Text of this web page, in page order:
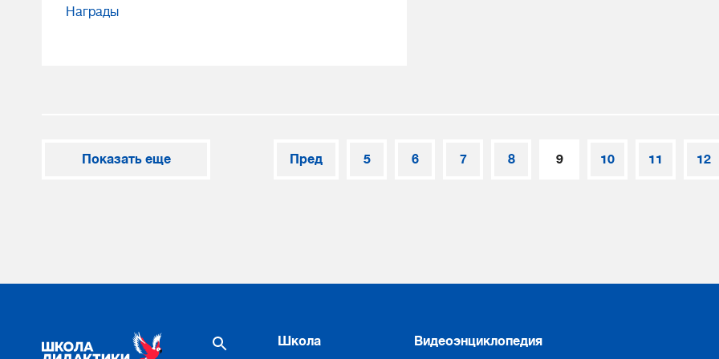
Награды
Показать еще Пред 5 6 7 8 9 10 11 12
Школа
Видеоэнциклопедия